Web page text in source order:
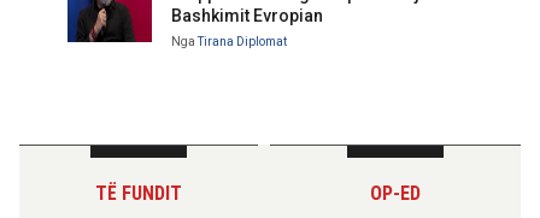
Bashkimit Evropian
NgaTirana Diplomat
TË FUNDIT OP-ED